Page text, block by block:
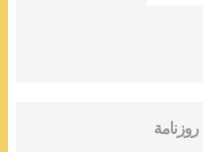
روزنامة